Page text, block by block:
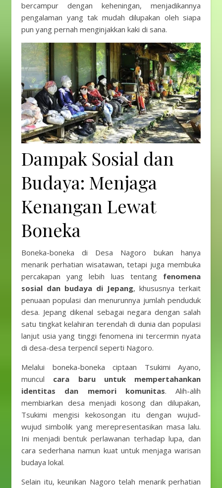
bercampur dengan keheningan, menjadikannya
pengalaman yang tak mudah dilupakan oleh siapa
pun yang pernah menginjakkan kaki di sana.
Dampak Sosial dan
Budaya: Menjaga
Kenangan Lewat
Boneka
Boneka-boneka di Desa Nagoro bukan hanya
menarik perhatian wisatawan, tetapi juga membuka
percakapan yang lebih luas tentang fenomena
sosial dan budaya di Jepang, khususnya terkait
penuaan populasi dan menurunnya jumlah penduduk
desa. Jepang dikenal sebagai negara dengan salah
satu tingkat kelahiran terendah di dunia dan populasi
lanjut usia yang tinggi fenomena ini tercermin nyata
di desa-desa terpencil seperti Nagoro.
Melalui boneka-boneka ciptaan Tsukimi Ayano,
muncul cara baru untuk mempertahankan
identitas dan memori komunitas. Alih-alih
membiarkan desa menjadi kosong dan dilupakan,
Tsukimi mengisi kekosongan itu dengan wujud-
wujud simbolik yang merepresentasikan masa lalu.
Ini menjadi bentuk perlawanan terhadap lupa, dan
cara sederhana namun kuat untuk menjaga warisan
budaya lokal.
Selain itu, keunikan Nagoro telah menarik perhatian